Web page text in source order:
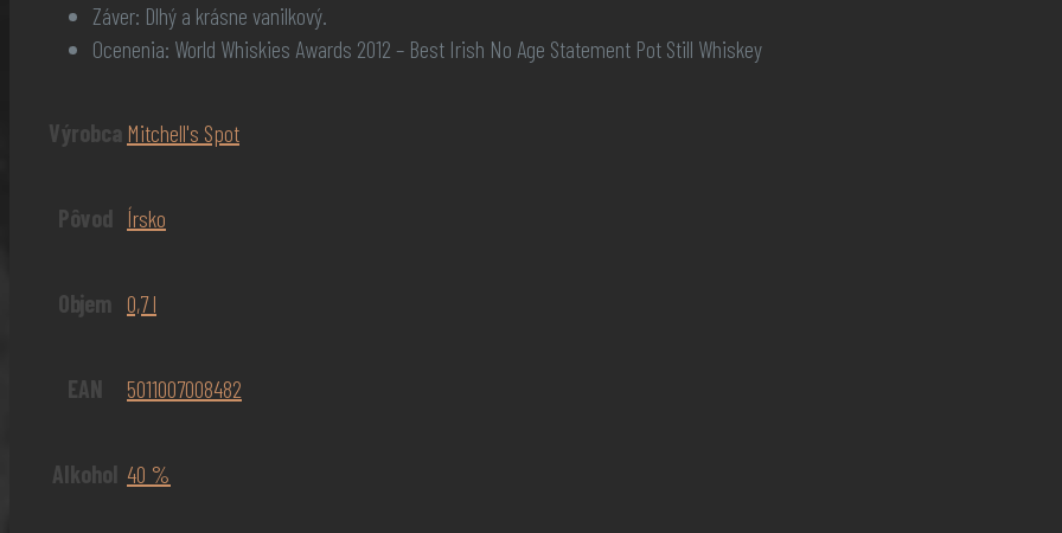
Záver: Dlhý a krásne vanilkový.
Ocenenia: World Whiskies Awards 2012 – Best Irish No Age Statement Pot Still Whiskey
Výrobca Mitchell's Spot
Pôvod Írsko
Objem 0,7 l
EAN 5011007008482
Alkohol 40 %